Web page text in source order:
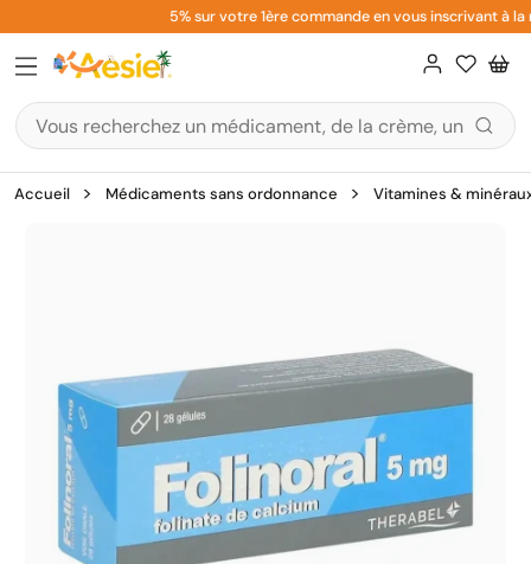
au
contenu
5% sur votre 1ère commande en vous inscrivant à la
Accueil Médicaments sans ordonnance Vitamines &